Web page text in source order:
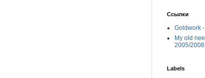
Ссылки
Goldwork
My old
2005/2008
Labels